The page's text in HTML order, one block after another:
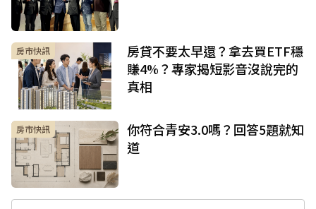
房市快訊
房貸不要太早還？拿去買ETF穩
賺4%？專家揭短影音沒說完的
真相
房市快訊
你符合青安3.0嗎？回答5題就知
道